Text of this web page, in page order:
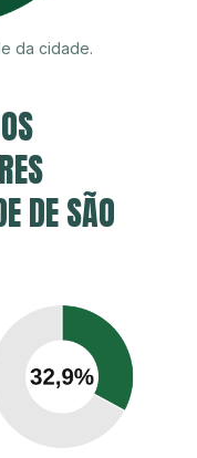
da cidade.
DE SÃO